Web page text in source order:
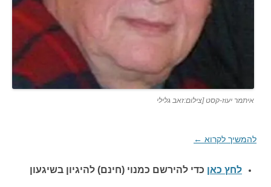
איתמר יעוז-קסט [צילום:זאב גלילי
להמשיך לקרוא ←
לחץ כאן כדי להירשם כמנוי (חינם) להיגיון בשיגעון